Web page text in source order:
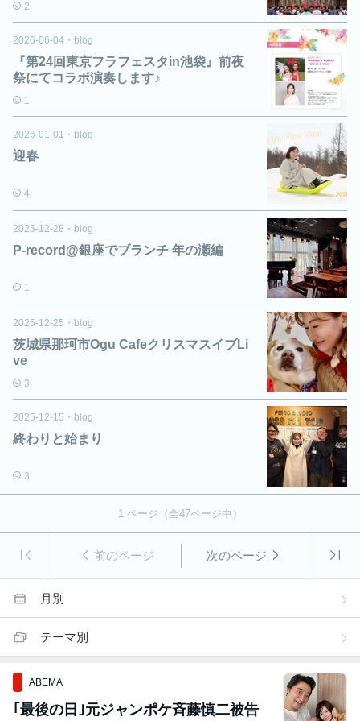
2
2026-06-04 ・ blog
『第24回東京フラフェスタin池袋』前夜
祭にてコラボ演奏します♪
1
2026-01-01 ・ blog
迎春
4
2025-12-28 ・ blog
P-record@銀座でブランチ 年の瀬編
1
2025-12-25 ・ blog
茨城県那珂市Ogu CafeクリスマスイブLi
ve
3
2025-12-15 ・ blog
終わりと始まり
3
1ページ（全47ページ中）
前のページ 次のページ
月別
テーマ別
ABEMA
｢最後の日｣元ジャンポケ斉藤慎二被告